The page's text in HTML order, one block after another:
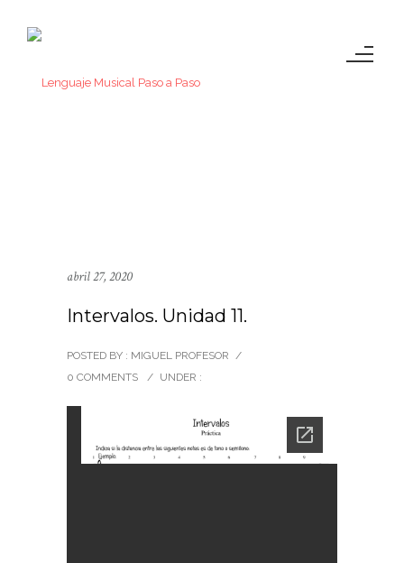
abril 27, 2020
Intervalos. Unidad 11.
POSTED BY : MIGUEL PROFESOR /
0 COMMENTS
/ UNDER :